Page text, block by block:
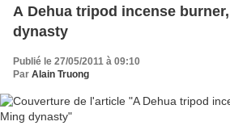
A Dehua tripod incense
dynasty
Publié le 27/05/2011 à 09:10
Par Alain Truong